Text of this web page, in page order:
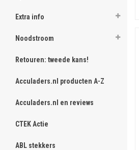
Extra info
Noodstroom
Retouren: tweede kans!
Acculaders.nl producten A-Z
Acculaders.nl en reviews
CTEK Actie
ABL stekkers